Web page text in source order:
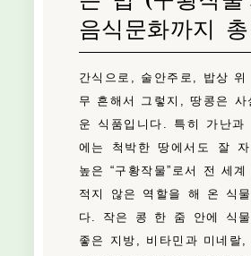
음식문화까지
간식으로, 술안주로, 밥상 위
무 흔해서 그렇지, 땅콩은 사
운 식품입니다. 특히 가난과
에는 척박한 땅에서도 잘 자
높은 “구황작물”로서 전 세
적지 않은 역할을 해 온 식
다. 작은 콩 한 줌 안에 식
좋은 지방, 비타민과 미네랄,